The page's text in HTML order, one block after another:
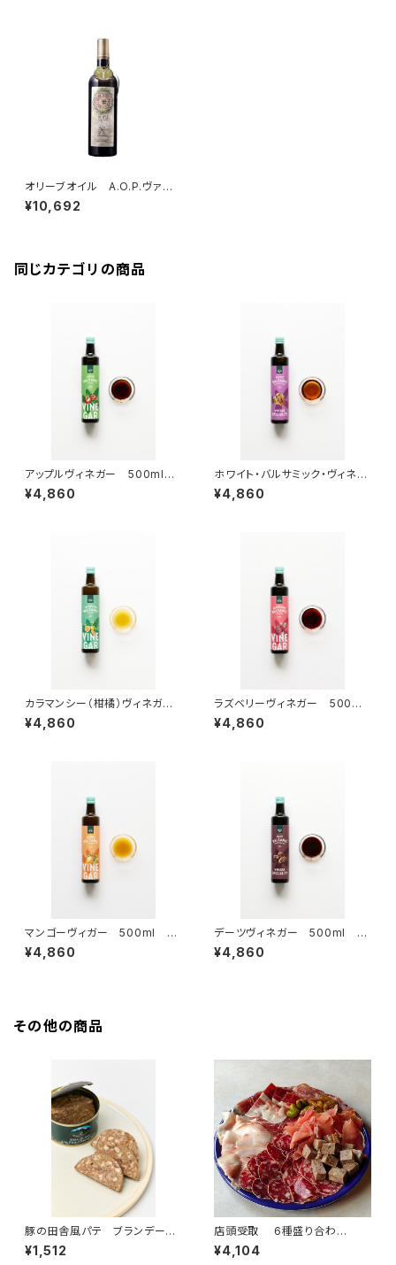
オリーブオイル A.O.P.ヴァレ・
ド・ボー・ド・プロヴァンス 750
ml
¥10,692
同じカテゴリの商品
アップルヴィネガー 500ml
＜フォン・ファス＞(ドイツ)
¥4,860
ホワイト・バルサミック・ヴィネガ
ー・スペシャリティ 500ml
＜フォンファス＞(ドイツ)
¥4,860
カラマンシー（柑橘）ヴィネガ
ー 500ml ＜フォン・ファス＞
(ドイツ)
¥4,860
ラズベリーヴィネガー 500ml
＜フォン・ファス＞(ドイツ)
¥4,860
マンゴーヴィガー 500ml ＜
フォンファス＞(ドイツ)
¥4,860
デーツヴィネガー 500ml ＜
フォンファス＞(ドイツ)
¥4,860
その他の商品
豚の田舎風パテ ブランデー風
味 ＜ピエール・オテイザ＞(フラ
ンス・バスク)
¥1,512
店頭受取 6種盛り合わ
せ ”グラン”（4名様）
¥4,104